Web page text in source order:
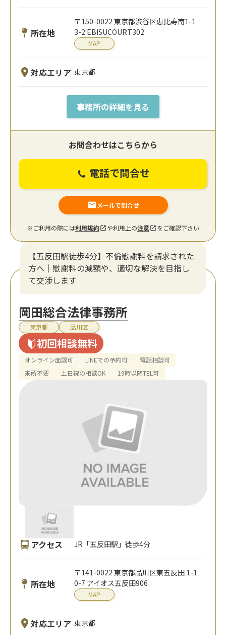
所在地
〒150-0022 東京都渋谷区恵比寿南1-1
3-2 EBISUCOURT302
MAP
対応エリア 東京都
事務所の詳細を見る
お問合わせはこちらから
電話で問合せ
メールで問合せ
※ご利用の際には利用規約 や利用上の注意 をご確認下さい
【五反田駅徒歩4分】不倫慰謝料を請求された
方へ｜慰謝料の減額や、適切な解決を目指し
て交渉します
岡田総合法律事務所
東京都 品川区
初回相談無料
オンライン面談可 LINEでの予約可
電話相談可
来所不要
土日祝の相談OK 19時以降TEL可
アクセス JR「五反田駅」徒歩4分
所在地
〒141-0022 東京都品川区東五反田 1-1
0-7 アイオス五反田906
MAP
対応エリア 東京都